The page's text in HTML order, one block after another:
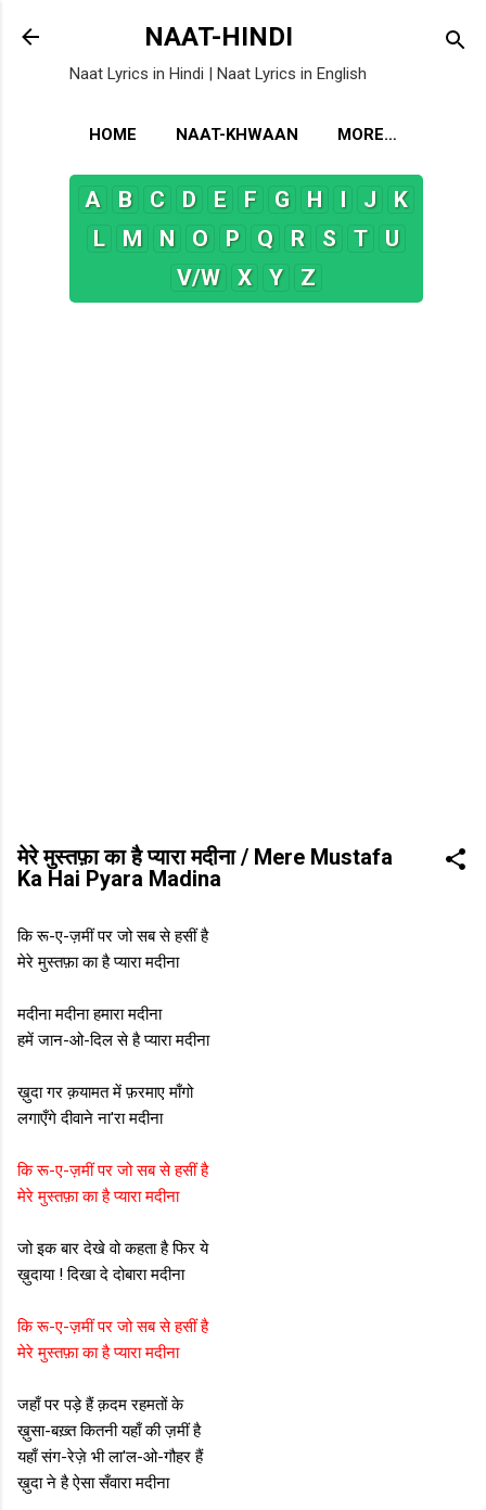
Skip to main content
NAAT-HINDI
Naat Lyrics in Hindi | Naat Lyrics in English
HOME NAAT-KHWAAN MORE…
A B C D E F G H I J
K
L
M N O P Q R S T
U
V/W
X Y Z
मेरे मुस्तफ़ा का है प्यारा मदीना / Mere Mustafa
Ka Hai Pyara Madina
कि रू-ए-ज़मीं पर जो सब से हसीं है
मेरे मुस्तफ़ा का है प्यारा मदीना
मदीना मदीना हमारा मदीना
हमें जान-ओ-दिल से है प्यारा मदीना
ख़ुदा गर क़यामत में फ़रमाए माँगो
लगाएँगे दीवाने ना'रा मदीना
कि रू-ए-ज़मीं पर जो सब से हसीं है
मेरे मुस्तफ़ा का है प्यारा मदीना
जो इक बार देखे वो कहता है फिर ये
ख़ुदाया ! दिखा दे दोबारा मदीना
कि रू-ए-ज़मीं पर जो सब से हसीं है
मेरे मुस्तफ़ा का है प्यारा मदीना
जहाँ पर पड़े हैं क़दम रहमतों के
ख़ुसा-बख़्त कितनी यहाँ की ज़मीं है
यहाँ संग-रेज़े भी ला'ल-ओ-गौहर हैं
ख़ुदा ने है ऐसा सँवारा मदीना